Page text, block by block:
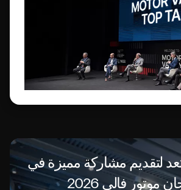
بالإضافة إلى جلسات حوار الرمح الثلاثي
وذلك بالتزامن مع الاحتفاء بالذكرى
ولأول فوز تحققه مازيراتي.
لتقديم مشاركة مميزة في
موتور فالي 2026